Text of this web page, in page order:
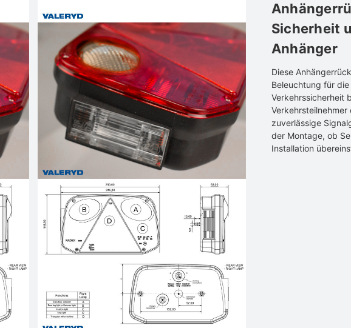
Sicherheit
Anhänger
Diese
Beleuchtung für
Verkehrssicherheit
zuverlässige
der Montage, ob
Installation